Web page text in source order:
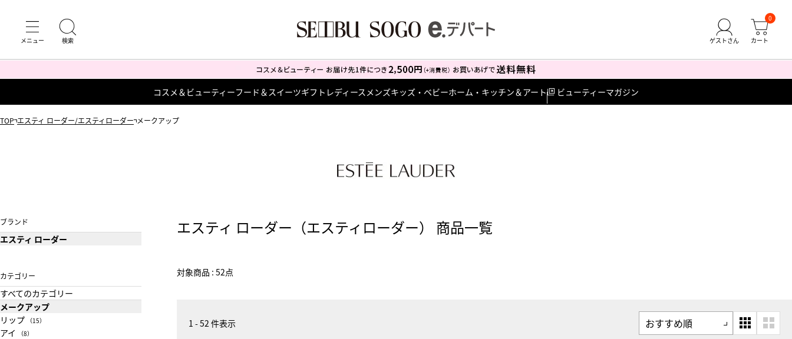
0
コスメ＆ビューティーフード＆スイーツギフト レディース メンズキッズ・ベビーホーム・キッチン＆アート ビューティーマガジン
TOP エスティ ローダー/エスティローダー メークアップ
エスティ ローダー（エスティローダー） 商品一覧
対象商品 : 52点
ブランド
エスティ ローダー
カテゴリー
すべてのカテゴリー
メークアップ
リップ
（15）
アイ （8）
1 - 52 件表示